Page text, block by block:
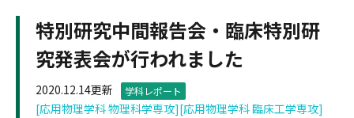
特別研究中間報告会・臨床特別研
究発表会が行われました
2020.12.14更新 学科レポート
[応用物理学科 物理科学専攻][応用物理学科 臨床工学専攻]